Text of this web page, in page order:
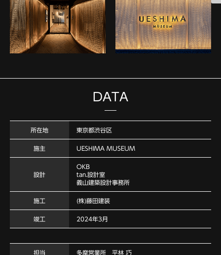
DATA
所在地 東京都渋谷区
施主 UESHIMA MUSEUM
設計
OKB
tan.設計室
義山建築設計事務所
施工 (株)藤田建装
竣工 2024年3月
担当 多摩営業所 平林 巧